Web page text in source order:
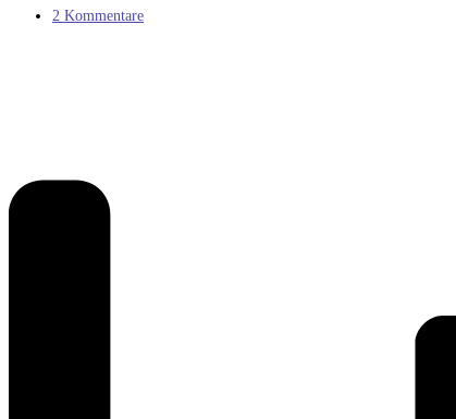
Kategorie:
Beitrags-
2 Kommentare